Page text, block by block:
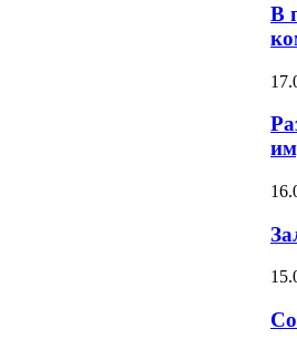
В